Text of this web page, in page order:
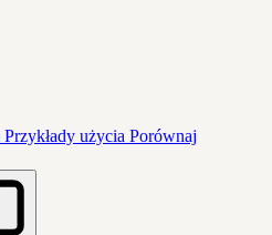
Przykłady użycia Porównaj